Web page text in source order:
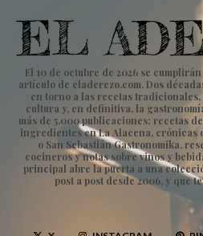
El 10 de octubre de 2026 se
artículo de eladerezo.com. Dos
en torno a las recetas
cultura y, en definitiva, la
más de 5.000 publicaciones: recetas
ingredientes en La Alacena, crónicas
o San Sebastián Gastronomika,
cocineros y notas sobre vinos y
principal abre la puerta a una
post a post desde 2006, y que